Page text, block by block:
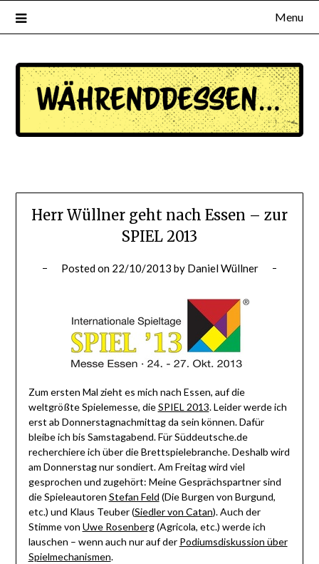
Menu
Herr Wüllner geht nach Essen – zur
SPIEL 2013
Posted on 22/10/2013 by Daniel Wüllner
Zum ersten Mal zieht es mich nach Essen, auf die
weltgrößte Spielemesse, dieSPIEL 2013. Leider werde ich
erst ab Donnerstagnachmittag da sein können. Dafür
bleibe ich bis Samstagabend. Für Süddeutsche.de
recherchiere ich über die Brettspielebranche. Deshalb wird
am Donnerstag nur sondiert. Am Freitag wird viel
gesprochen und zugehört: Meine Gesprächspartner sind
die Spieleautoren Stefan Feld (Die Burgen von Burgund,
etc.) und Klaus Teuber (Siedler von Catan). Auch der
Stimme von Uwe Rosenberg(Agricola, etc.) werde ich
lauschen – wenn auch nur auf der Podiumsdiskussion über
Spielmechanismen.